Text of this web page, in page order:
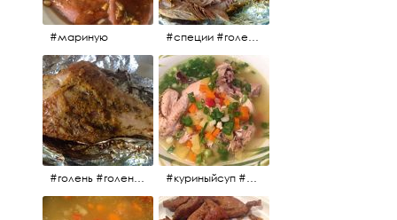
#мариную #специи #голень #голеньиндейки #индейка #мясо #еда #завтрак #голеньиндейкивфольге
#голень #голеньиндейки #голеньиндейкивфольге #индейка #завтрак #еда #мясо #куриныйсуп #еда #ужин #можнокушать